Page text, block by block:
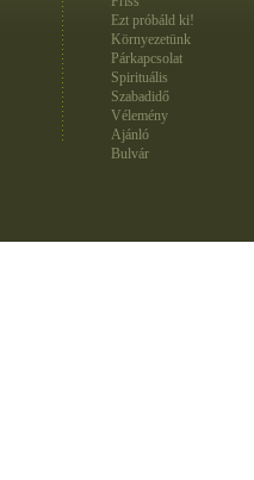
Ezt próbáld ki!
Környezetünk
Párkapcsolat
Spirituális
Szabadidő
Vélemény
Ajánló
Bulvár